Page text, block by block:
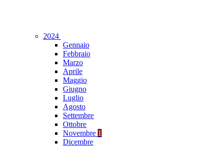
2024
Gennaio
Febbraio
Marzo
Aprile
Maggio
Giugno
Luglio
Agosto
Settembre
Ottobre
Novembre 1
Dicembre